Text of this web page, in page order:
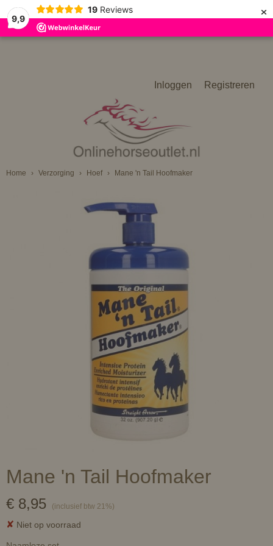
9,9
19 Reviews ×
Inloggen Registreren
Home › Verzorging › Hoef › Mane 'n Tail Hoofmaker
Mane 'n Tail Hoofmaker
€ 8,95 (inclusief btw 21%)
✘ Niet op voorraad